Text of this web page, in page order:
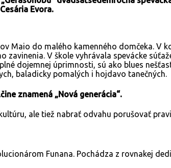
Evora.
Maio do malého kamenného domčeka. V
V škole vyhrávala spevácke
dojemnej úprimnosti, sú ako blues
baladicky pomalých i hojdavo tanečných.
znamená „Nová generácia“.
ale tiež nabrať odvahu porušovať
Funana. Pochádza z rovnakej